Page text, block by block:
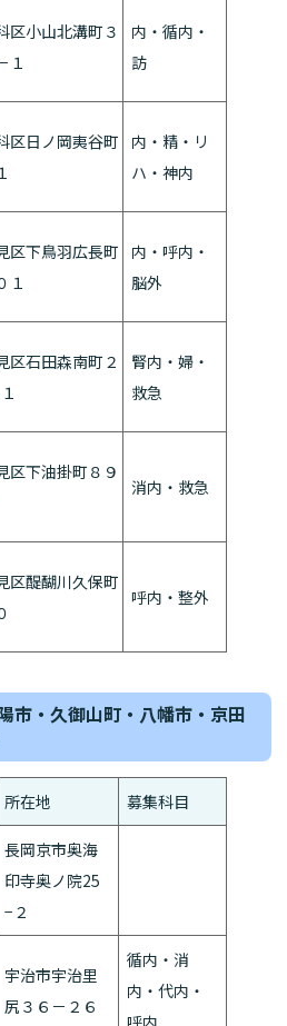
区小山北溝町３
１
内・循内・
訪
区日ノ岡夷谷町
内・精・リ
ハ・神内
区下鳥羽広長町
１
内・呼内・
脳外
区石田森南町２
腎内・婦・
救急
区下油掛町８９
消内・救急
区醍醐川久保町
呼内・整外
市・久御山町・八幡市・京田
所在地 募集科目
長岡京市奥海
印寺奥ノ院25
−２
宇治市宇治里
尻３６－２６
循内・消
内・代内・
呼内